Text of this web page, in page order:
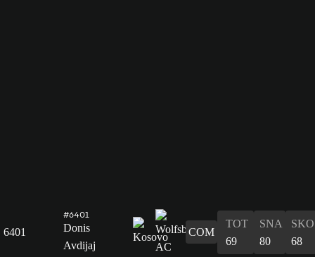
6401
#6401
Donis
Avdijaj
COM
TOT
69
SNA
80
SKO
68